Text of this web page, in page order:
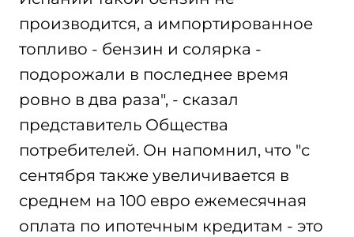
производится, а импортированное
топливо - бензин и солярка -
подорожали в последнее время
ровно в два раза", - сказал
представитель Общества
потребителей. Он напомнил, что "с
сентября также увеличивается в
среднем на 100 евро ежемесячная
оплата по ипотечным кредитам - это